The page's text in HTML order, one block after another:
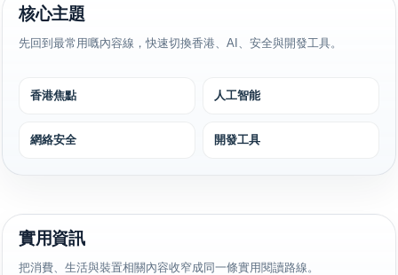
核心主題
先回到最常用嘅內容線，快速切換香港、AI、安全與開發工具。
香港焦點 人工智能
網絡安全 開發工具
實用資訊
把消費、生活與裝置相關內容收窄成同一條實用閱讀路線。